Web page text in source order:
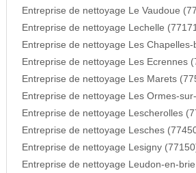
Entreprise de nettoyage Le Vaudoue
Entreprise de nettoyage Lechelle
Entreprise de nettoyage Les
Entreprise de nettoyage Les Ecrennes
Entreprise de nettoyage Les Marets
Entreprise de nettoyage Les Ormes-
Entreprise de nettoyage Lescherolles
Entreprise de nettoyage Lesches
Entreprise de nettoyage Lesigny
Entreprise de nettoyage Leudon-en-